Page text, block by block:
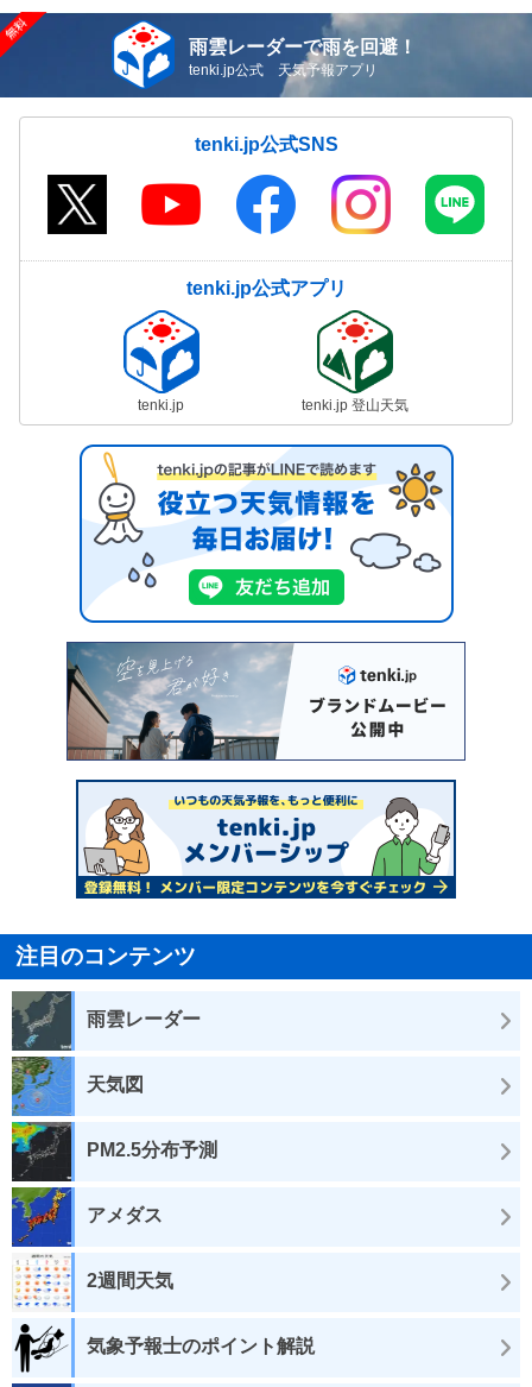
雨雲レーダーで雨を回避！
tenki.jp公式 天気予報アプリ
tenki.jp公式SNS
tenki.jp公式アプリ
tenki.jp tenki.jp 登山天気
注目のコンテンツ
雨雲レーダー
天気図
PM2.5分布予測
アメダス
2週間天気
気象予報士のポイント解説